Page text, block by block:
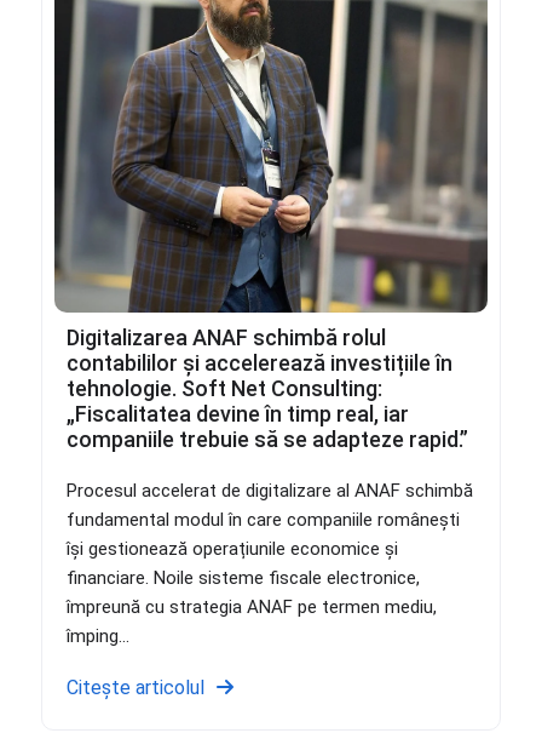
Digitalizarea ANAF schimbă rolul
contabililor și accelerează investițiile în
tehnologie. Soft Net Consulting:
„Fiscalitatea devine în timp real, iar
companiile trebuie să se adapteze rapid.”
Procesul accelerat de digitalizare al ANAF schimbă
fundamental modul în care companiile românești
își gestionează operațiunile economice și
financiare. Noile sisteme fiscale electronice,
împreună cu strategia ANAF pe termen mediu,
împing...
Citește articolul